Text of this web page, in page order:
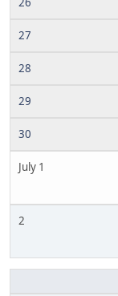
27
28
29
30
July 1
2